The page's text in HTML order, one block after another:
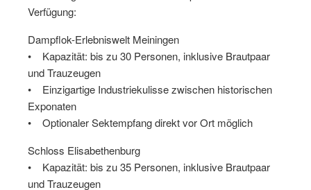
Verfügung:
Dampflok-Erlebniswelt Meiningen
• Kapazität: bis zu 30 Personen, inklusive Brautpaar
und Trauzeugen
• Einzigartige Industriekulisse zwischen historischen
Exponaten
• Optionaler Sektempfang direkt vor Ort möglich
Schloss Elisabethenburg
• Kapazität: bis zu 35 Personen, inklusive Brautpaar
und Trauzeugen